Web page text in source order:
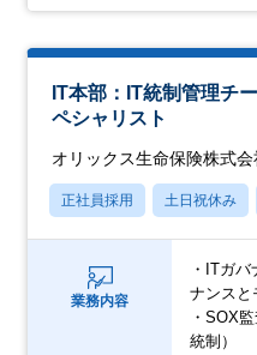
IT本部：IT統制管理チ
ペシャリスト
オリックス生命保険株式会
正社員採用 土日祝休み
業務内容
・ITガ
ナンスと
・SOX
統制）